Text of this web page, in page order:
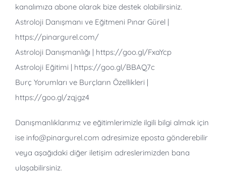
kanalımıza abone olarak bize destek olabilirsiniz.
Astroloji Danışmanı ve Eğitmeni Pınar Gürel |
https://pinargurel.com/
Astroloji Danışmanlığı | https://goo.gl/FxaYcp
Astroloji Eğitimi | https://goo.gl/BBAQ7c
Burç Yorumları ve Burçların Özellikleri |
https://goo.gl/zqjgz4
Danışmanlıklarımız ve eğitimlerimizle ilgili bilgi almak için
ise info@pinargurel.com adresimize eposta gönderebilir
veya aşağıdaki diğer iletişim adreslerimizden bana
ulaşabilirsiniz.